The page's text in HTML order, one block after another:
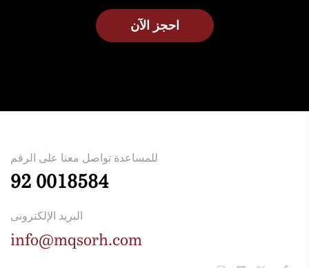
احجز الآن
للمساعدة تواصل معنا على الرقم
92 0018584
البريد الإلكترونى
info@mqsorh.com